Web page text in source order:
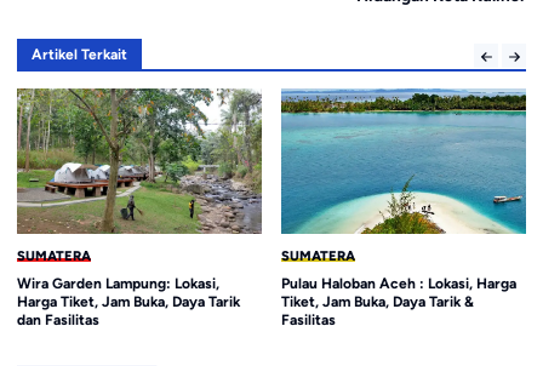
Artikel Terkait
SUMATERA
Wira Garden Lampung: Lokasi,
Harga Tiket, Jam Buka, Daya Tarik
dan Fasilitas
SUMATERA
Pulau Haloban Aceh : Lokasi, Harga
Tiket, Jam Buka, Daya Tarik &
Fasilitas